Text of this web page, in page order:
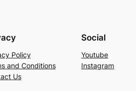
Policy
and Conditions
Us
Social
Youtube
Instagram